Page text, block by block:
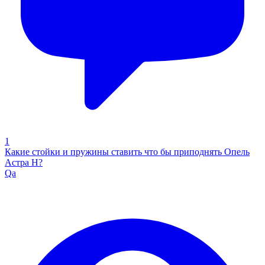
1
Какие стойки и пружины ставить что бы приподнять Опель
Астра Н?
Qa